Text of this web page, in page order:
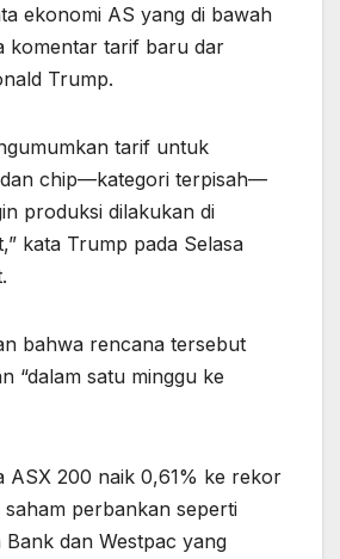
ekonomi AS yang di bawah
komentar tarif baru dar
Trump.
tarif untuk
chip—kategori terpisah—
produksi dilakukan di
kata Trump pada Selasa
bahwa rencana tersebut
“dalam satu minggu ke
ASX 200 naik 0,61% ke rekor
perbankan seperti
dan Westpac yang